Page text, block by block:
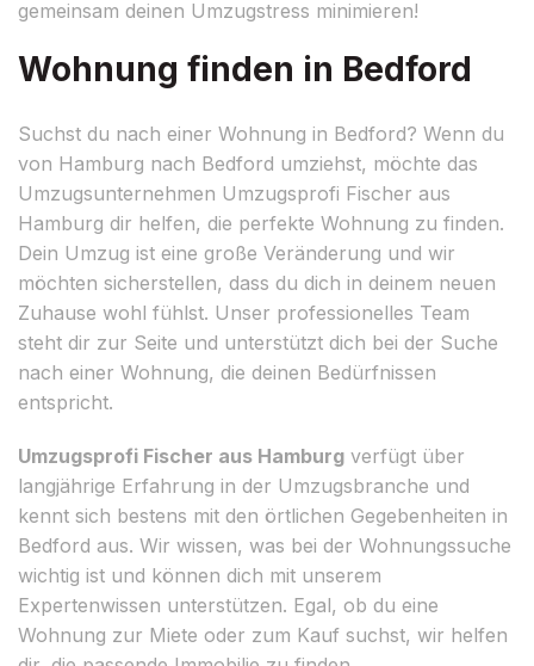
gemeinsam deinen Umzugstress minimieren!
Wohnung finden in Bedford
Suchst du nach einer Wohnung in Bedford? Wenn du
von Hamburg nach Bedford umziehst, möchte das
Umzugsunternehmen Umzugsprofi Fischer aus
Hamburg dir helfen, die perfekte Wohnung zu finden.
Dein Umzug ist eine große Veränderung und wir
möchten sicherstellen, dass du dich in deinem neuen
Zuhause wohl fühlst. Unser professionelles Team
steht dir zur Seite und unterstützt dich bei der Suche
nach einer Wohnung, die deinen Bedürfnissen
entspricht.
Umzugsprofi Fischer aus Hamburg verfügt über
langjährige Erfahrung in der Umzugsbranche und
kennt sich bestens mit den örtlichen Gegebenheiten in
Bedford aus. Wir wissen, was bei der Wohnungssuche
wichtig ist und können dich mit unserem
Expertenwissen unterstützen. Egal, ob du eine
Wohnung zur Miete oder zum Kauf suchst, wir helfen